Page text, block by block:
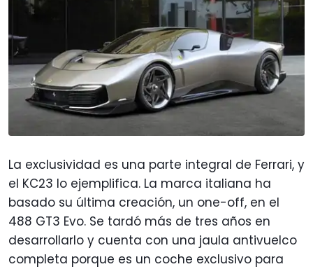
La exclusividad es una parte integral de Ferrari, y
el KC23 lo ejemplifica. La marca italiana ha
basado su última creación, un one-off, en el
488 GT3 Evo. Se tardó más de tres años en
desarrollarlo y cuenta con una jaula antivuelco
completa porque es un coche exclusivo para